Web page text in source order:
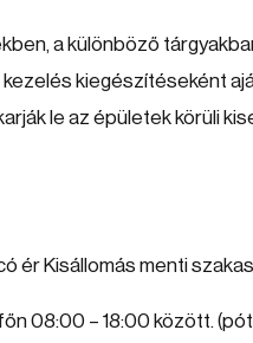
a különböző
kiegészítéseként
le az épületek körüli
ér Kisállomás menti
08:00 – 18:00 között.